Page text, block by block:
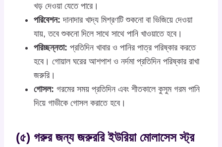
খড় দেওয়া যেতে পারে।
পরিবেশন: দানাদার খাদ্য মিশ্রণটি শুকনো বা ভিজিয়ে দেওয়া
যায়, তবে শুকনো দিলে সাথে সাথে পানি খাওয়াতে হবে।
পরিচ্ছন্নতা: প্রতিদিন খাবার ও পানির পাত্র পরিষ্কার করতে
হবে। গোয়াল ঘরের আশপাশ ও নর্দমা প্রতিদিন পরিষ্কার রাখা
জরুরি।
গোসল: গরমের সময় প্রতিদিন এবং শীতকালে কুসুম গরম পানি
দিয়ে গাভীকে গোসল করাতে হবে।
(৫) গরুর জন্য জরুররি ইউরিয়া মোলাসেস স্ট্র